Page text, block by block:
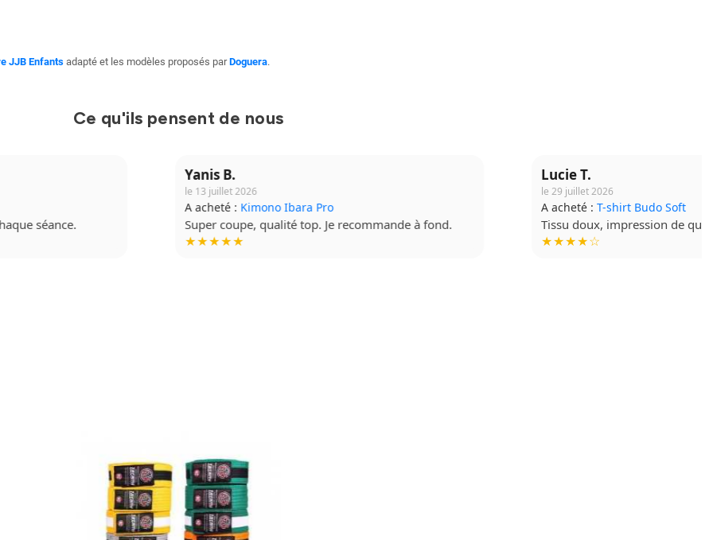
JJB Enfants adapté et les modèles proposés parDoguera.
Ce qu'ils pensent de nous
Super coupe, qualité top. Je recommande à fond. Tissu doux, impression de qualité. Très contente !